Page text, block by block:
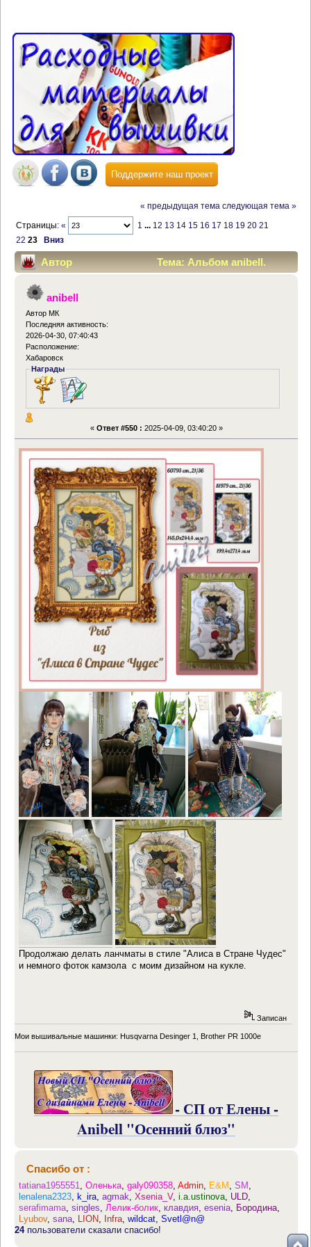
Поддержите наш проект
« предыдущая тема следующая тема »
Страницы:« 1 ... 12 13 14 15 16 17 18 19 20 21
22 23 Вниз
Автор
Тема: Альбом anibell.
(Прочитано 379782 раз)
anibell
Автор МК
Последняя активность:
2026-04-30, 07:40:43
Расположение:
Хабаровск
Награды
« Ответ #550 : 2025-04-09, 03:40:20 »
Продолжаю делать ланчматы в стиле "Алиса в Стране Чудес"
и немного фоток камзола с моим дизайном на кукле.
Записан
Мои вышивальные машинки: Husqvarna Desinger 1, Brother PR 1000e
- СП от Елены -
Anibell "Осенний блюз"
Спасибо от :
tatiana1955551,Оленька,galy090358,Admin, E&M ,SM ,
lenalena2323, k_ira,agmak,Xsenia_V,i.a.ustinova, ULD,
serafimama,singles,Лелик-болик,клавдия,esenia, Бородина,
Lyubov,sana, LION, Infra,wildcat,Svetl@n@
24пользователи сказали спасибо!